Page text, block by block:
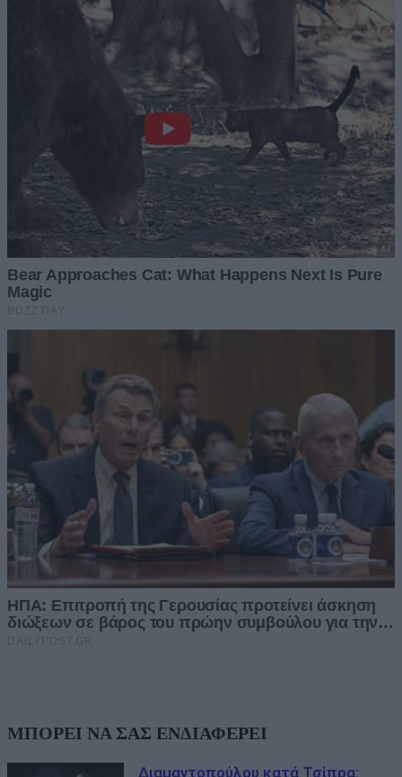
ΜΠΟΡΕΙ ΝΑ ΣΑΣ ΕΝΔΙΑΦΕΡΕΙ
Διαμαντοπούλου κατά Τσίπρα: